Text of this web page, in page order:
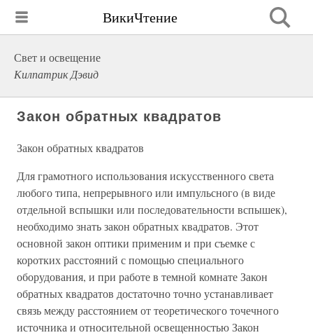
ВикиЧтение
Свет и освещение
Килпатрик Дэвид
Закон обратных квадратов
Закон обратных квадратов
Для грамотного использования искусственного света
любого типа, непрерывного или импульсного (в виде
отдельной вспышки или последовательности вспышек),
необходимо знать закон обратных квадратов. Этот
основной закон оптики применим и при съемке с
коротких расстояний с помощью специального
оборудования, и при работе в темной комнате Закон
обратных квадратов достаточно точно устанавливает
связь между расстоянием от теоретического точечного
источника и относительной освещенностью Закон